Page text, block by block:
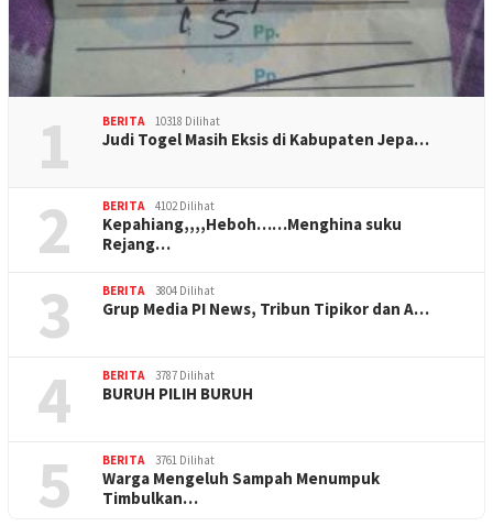
1 BERITA 10318 Dilihat
Judi Togel Masih Eksis di Kabupaten Jepa…
2 BERITA 4102 Dilihat
Kepahiang,,,,Heboh……Menghina suku
Rejang…
3 BERITA 3804 Dilihat
Grup Media PI News, Tribun Tipikor dan A…
4 BERITA 3787 Dilihat
BURUH PILIH BURUH
5 BERITA 3761 Dilihat
Warga Mengeluh Sampah Menumpuk
Timbulkan…